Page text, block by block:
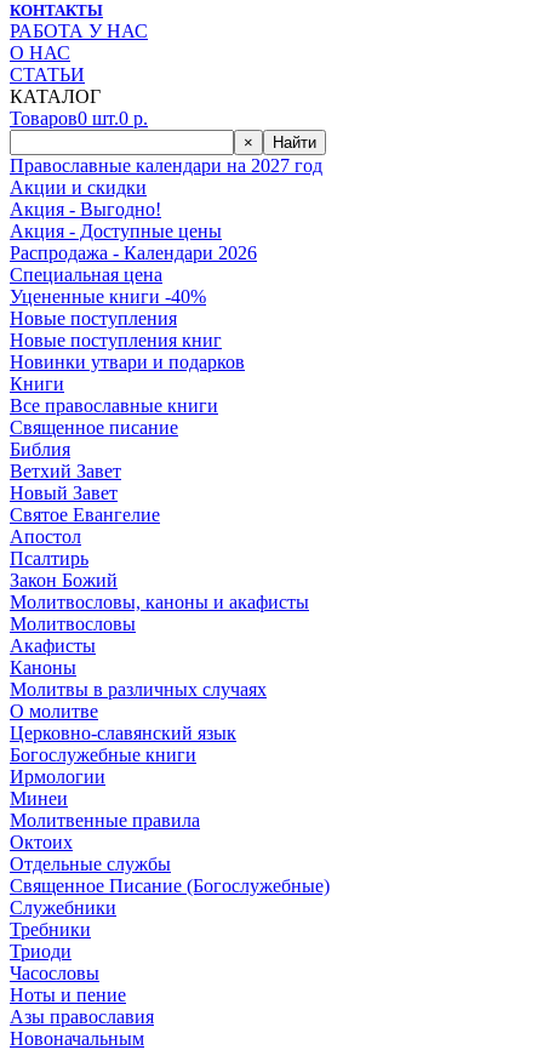
КОНТАКТЫ
РАБОТА У НАС
О НАС
СТАТЬИ
КАТАЛОГ
Товаров0 шт.0 р.
× Найти
Православные календари на 2027 год
Акции и скидки
Акция - Выгодно!
Акция - Доступные цены
Распродажа - Календари 2026
Специальная цена
Уцененные книги -40%
Новые поступления
Новые поступления книг
Новинки утвари и подарков
Книги
Все православные книги
Священное писание
Библия
Ветхий Завет
Новый Завет
Святое Евангелие
Апостол
Псалтирь
Закон Божий
Молитвословы, каноны и акафисты
Молитвословы
Акафисты
Каноны
Молитвы в различных случаях
О молитве
Церковно-славянский язык
Богослужебные книги
Ирмологии
Минеи
Молитвенные правила
Октоих
Отдельные службы
Священное Писание (Богослужебные)
Служебники
Требники
Триоди
Часословы
Ноты и пение
Азы православия
Новоначальным